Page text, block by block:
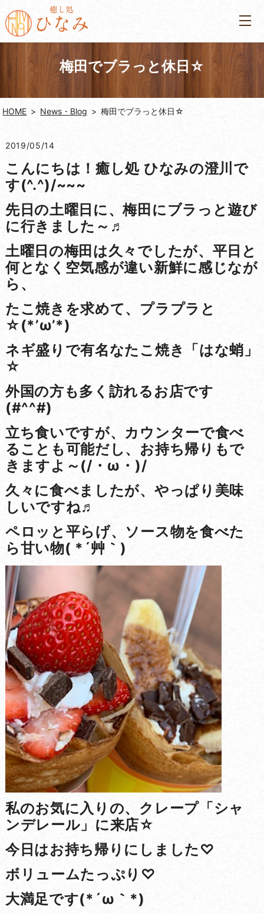
梅田でブラっと休日☆
HOME News・Blog 梅田でブラっと休日☆
2019/05/14
こんにちは！癒し処 ひなみの澄川で
す(^.^)/~~~
先日の土曜日に、梅田にブラっと遊び
に行きました～♬
土曜日の梅田は久々でしたが、平日と
何となく空気感が違い新鮮に感じなが
ら、
たこ焼きを求めて、プラプラと
☆(*’ω’*)
ネギ盛りで有名なたこ焼き「はな蛸」
☆
外国の方も多く訪れるお店です
(#^^#)
立ち食いですが、カウンターで食べ
ることも可能だし、お持ち帰りもで
きますよ～(/・ω・)/
久々に食べましたが、やっぱり美味
しいですね♬
ペロッと平らげ、ソース物を食べた
ら甘い物( *´艸｀)
私のお気に入りの、クレープ「シャ
ンデレール」に来店☆
今日はお持ち帰りにしました♡
ボリュームたっぷり♡
大満足です(*´ω｀*)